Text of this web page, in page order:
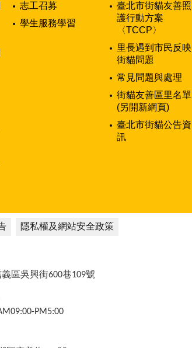
志工召募
學生服務學習
臺北市街貓友善照
護行動方案
〈TCCP〉
里長遇到市民反映
街貓問題
常見問題與處理
街貓友善區里名單
(另開新網頁)
臺北市街貓公告資
訊
隱私權及網站安全政策
物保護處
區吳興街600巷109號
PM5:00